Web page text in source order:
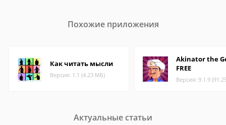
Похожие приложения
Как читать мысли
Версия: 1.1 (4.23 МБ)
Akinator the
FREE
Версия: 9.1.9
Актуальные статьи